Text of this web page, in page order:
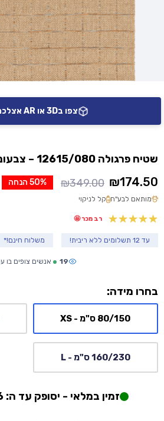
בחרו מידה:
80/150 ס"מ - XS
160/230 ס"מ - L
זמין במלאי - יסופק עד ה: 06/08/2026
צפו ב3D או AR אצלכם בבית
שטיח פרגולה 12615/080 – צבעוני
50% הנחה ₪349.00 המחיר
המקורי
היה:
₪349.00.
₪174.50
המחיר
הנוכחי
הוא:
₪174.50.
מותאם לבע"ח קל לניקוי
רב מכר 🤩
עד 12 תשלומים ללא ריבית! משלוח חינם!*
19 אנשים צופים בו